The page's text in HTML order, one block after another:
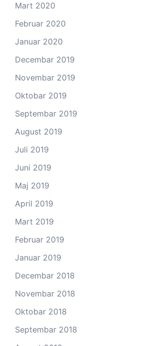
Mart 2020
Februar 2020
Januar 2020
Decembar 2019
Novembar 2019
Oktobar 2019
Septembar 2019
August 2019
Juli 2019
Juni 2019
Maj 2019
April 2019
Mart 2019
Februar 2019
Januar 2019
Decembar 2018
Novembar 2018
Oktobar 2018
Septembar 2018